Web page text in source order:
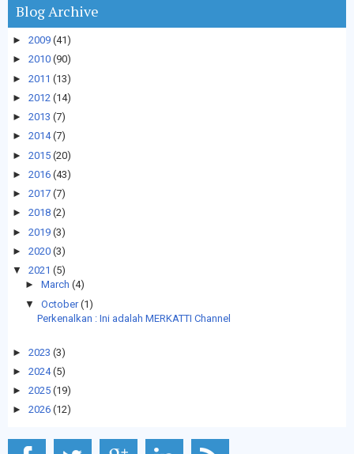
Blog Archive
► 2009 (41)
► 2010 (90)
► 2011 (13)
► 2012 (14)
► 2013 (7)
► 2014(7)
► 2015 (20)
► 2016 (43)
► 2017 (7)
► 2018 (2)
► 2019 (3)
► 2020 (3)
▼ 2021 (5)
► March (4)
▼ October(1)
Perkenalkan : Ini adalah MERKATTI Channel
► 2023 (3)
► 2024(5)
► 2025 (19)
► 2026 (12)